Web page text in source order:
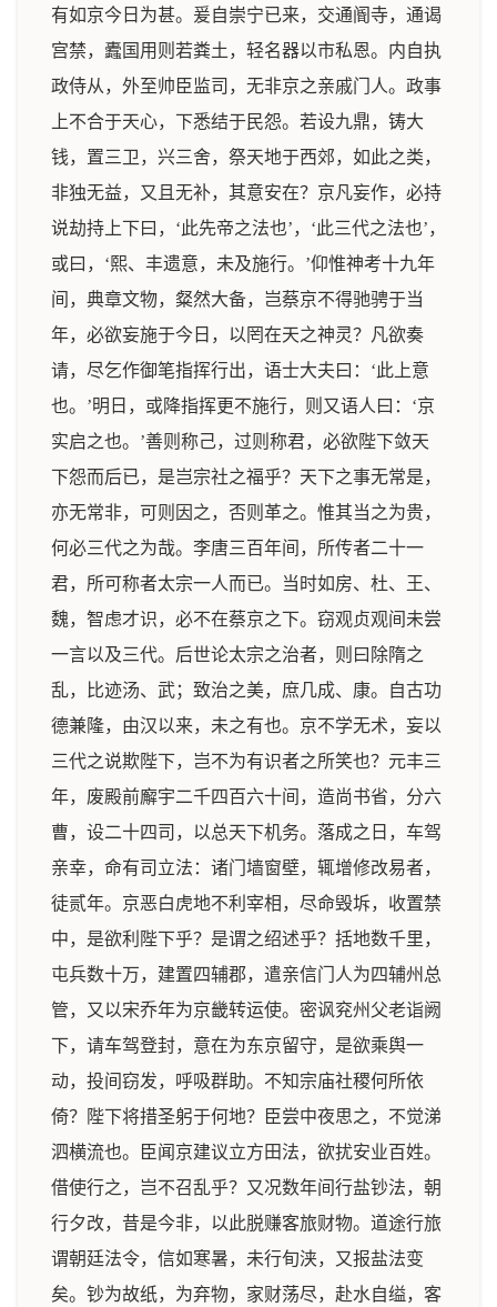
有如京今日为甚。爰自崇宁已来，交通阍寺，通谒
宫禁，蠹国用则若粪土，轻名器以市私恩。内自执
政侍从，外至帅臣监司，无非京之亲戚门人。政事
上不合于天心，下悉结于民怨。若设九鼎，铸大
钱，置三卫，兴三舍，祭天地于西郊，如此之类，
非独无益，又且无补，其意安在？京凡妄作，必持
说劫持上下曰，‘此先帝之法也’，‘此三代之法也’，
或曰，‘熙、丰遗意，未及施行。’仰惟神考十九年
间，典章文物，粲然大备，岂蔡京不得驰骋于当
年，必欲妄施于今日，以罔在天之神灵？凡欲奏
请，尽乞作御笔指挥行出，语士大夫曰：‘此上意
也。’明日，或降指挥更不施行，则又语人曰：‘京
实启之也。’善则称己，过则称君，必欲陛下敛天
下怨而后已，是岂宗社之福乎？天下之事无常是，
亦无常非，可则因之，否则革之。惟其当之为贵，
何必三代之为哉。李唐三百年间，所传者二十一
君，所可称者太宗一人而已。当时如房、杜、王、
魏，智虑才识，必不在蔡京之下。窃观贞观间未尝
一言以及三代。后世论太宗之治者，则曰除隋之
乱，比迹汤、武；致治之美，庶几成、康。自古功
德兼隆，由汉以来，未之有也。京不学无术，妄以
三代之说欺陛下，岂不为有识者之所笑也？元丰三
年，废殿前廨宇二千四百六十间，造尚书省，分六
曹，设二十四司，以总天下机务。落成之日，车驾
亲幸，命有司立法：诸门墙窗壁，辄增修改易者，
徒贰年。京恶白虎地不利宰相，尽命毁坼，收置禁
中，是欲利陛下乎？是谓之绍述乎？括地数千里，
屯兵数十万，建置四辅郡，遣亲信门人为四辅州总
管，又以宋乔年为京畿转运使。密讽兖州父老诣阙
下，请车驾登封，意在为东京留守，是欲乘舆一
动，投间窃发，呼吸群助。不知宗庙社稷何所依
倚？陛下将措圣躬于何地？臣尝中夜思之，不觉涕
泗横流也。臣闻京建议立方田法，欲扰安业百姓。
借使行之，岂不召乱乎？又况数年间行盐钞法，朝
行夕改，昔是今非，以此脱赚客旅财物。道途行旅
谓朝廷法令，信如寒暑，未行旬浃，又报盐法变
矣。钞为故纸，为弃物，家财荡尽，赴水自缢，客